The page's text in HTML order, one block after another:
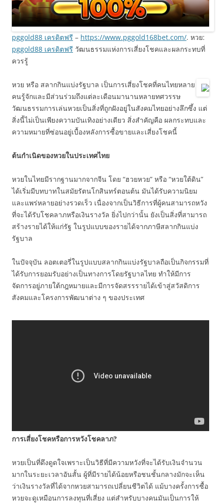
pggold88 เครดิตฟรี – https://www.pggold168bet.com/. หวย:
pggold88 เครดิตฟรี วัฒนธรรมแห่งการเสี่ยงโชคและผลกระทบที่
ควรรู้
หวย หรือ สลากกินแบ่งรัฐบาล เป็นการเสี่ยงโชคที่คนไทยหลาย
คนรู้จักและมีส่วนร่วมถึงแต่ละเดือนมานานหลายทศวรรษ
วัฒนธรรมการเล่นหวยเป็นสิ่งที่ถูกฝังอยู่ในสังคมไทยอย่างลึกซึ้ง แต่
สิ่งนี้ไม่เป็นเพียงความบันเทิงอย่างเดียว สิ่งสำคัญคือ ผลกระทบและ
ความหมายที่ซ่อนอยู่เบื้องหลังการซื้อขายและเสี่ยงโชคนี้
ต้นกำเนิดของหวยในประเทศไทย
หวยในไทยมีรากฐานมากจากจีน โดย “ฮวยหวย” หรือ “หวยใต้ดิน”
ได้เริ่มมีบทบาทในสมัยรัตนโกสินทร์ตอนต้น มันได้รับความนิยม
และแพร่หลายอย่างรวดเร็ว เนื่องจากเป็นวิธีการที่ผู้คนสามารถหวัง
ที่จะได้รับโชคลาภหรือเงินรางวัล ยิ่งไปกว่านั้น ยังเป็นสิ่งที่สามารถ
สร้างรายได้ให้แก่รัฐ ในรูปแบบของรายได้จากภาษีสลากกินแบ่ง
รัฐบาล
ในปัจจุบัน ลอตเตอรี่ในรูปแบบสลากกินแบ่งรัฐบาลถือเป็นกิจกรรมที่
ได้รับการยอมรับอย่างเป็นทางการโดยรัฐบาลไทย ทำให้มีการ
จัดการอยู่ภายใต้กฎหมายและมีการจัดสรรรายได้เข้าสู่สวัสดิการ
สังคมและโครงการพัฒนาต่าง ๆ ของประเทศ
การเสี่ยงโชคหรือการหวังโชคลาภ?
หวยเป็นที่ดึงดูดใจเพราะเป็นวิธีที่มีความหวังที่จะได้รับเงินจำนวน
มากในระยะเวลาอันสั้น ผู้ที่มีรายได้น้อยหรือชนชั้นกลางมักจะเห็น
ว่าเงินรางวัลที่ได้จากหวยสามารถเปลี่ยนชีวิตได้ แม้บางครั้งการซื้อ
หวยจะดูเหมือนการลงทุนที่เสี่ยง แต่สำหรับบางคนมันเป็นการให้